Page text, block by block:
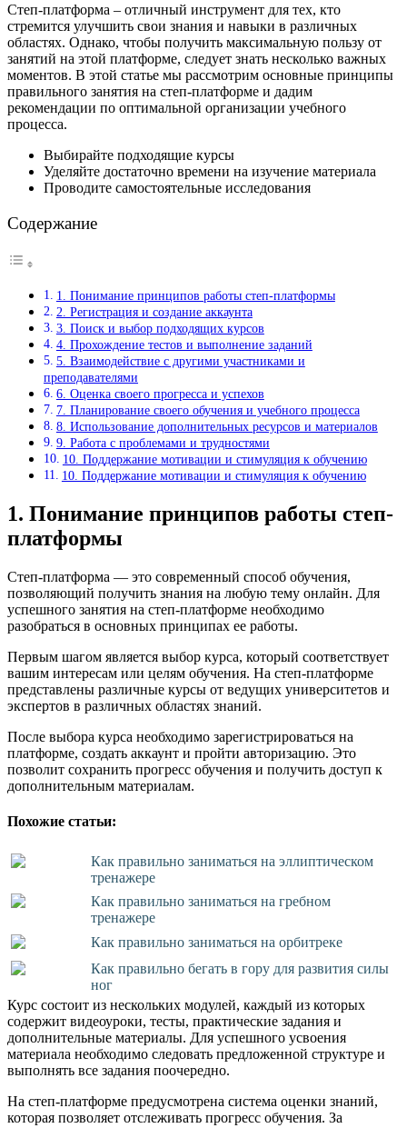
Степ-платформа – отличный инструмент для тех, кто
стремится улучшить свои знания и навыки в различных
областях. Однако, чтобы получить максимальную пользу от
занятий на этой платформе, следует знать несколько важных
моментов. В этой статье мы рассмотрим основные принципы
правильного занятия на степ-платформе и дадим
рекомендации по оптимальной организации учебного
процесса.
Выбирайте подходящие курсы
Уделяйте достаточно времени на изучение материала
Проводите самостоятельные исследования
Содержание
1. Понимание принципов работы степ-платформы
2. Регистрация и создание аккаунта
3. Поиск и выбор подходящих курсов
4. Прохождение тестов и выполнение заданий
5. Взаимодействие с другими участниками и
преподавателями
6. Оценка своего прогресса и успехов
7. Планирование своего обучения и учебного процесса
8. Использование дополнительных ресурсов и материалов
9. Работа с проблемами и трудностями
10. Поддержание мотивации и стимуляция к обучению
10. Поддержание мотивации и стимуляция к обучению
1. Понимание принципов работы степ-
платформы
Степ-платформа — это современный способ обучения,
позволяющий получить знания на любую тему онлайн. Для
успешного занятия на степ-платформе необходимо
разобраться в основных принципах ее работы.
Первым шагом является выбор курса, который соответствует
вашим интересам или целям обучения. На степ-платформе
представлены различные курсы от ведущих университетов и
экспертов в различных областях знаний.
После выбора курса необходимо зарегистрироваться на
платформе, создать аккаунт и пройти авторизацию. Это
позволит сохранить прогресс обучения и получить доступ к
дополнительным материалам.
Похожие статьи:
Как правильно заниматься на эллиптическом
тренажере
Как правильно заниматься на гребном
тренажере
Как правильно заниматься на орбитреке
Как правильно бегать в гору для развития силы
ног
Курс состоит из нескольких модулей, каждый из которых
содержит видеоуроки, тесты, практические задания и
дополнительные материалы. Для успешного усвоения
материала необходимо следовать предложенной структуре и
выполнять все задания поочередно.
На степ-платформе предусмотрена система оценки знаний,
которая позволяет отслеживать прогресс обучения. За